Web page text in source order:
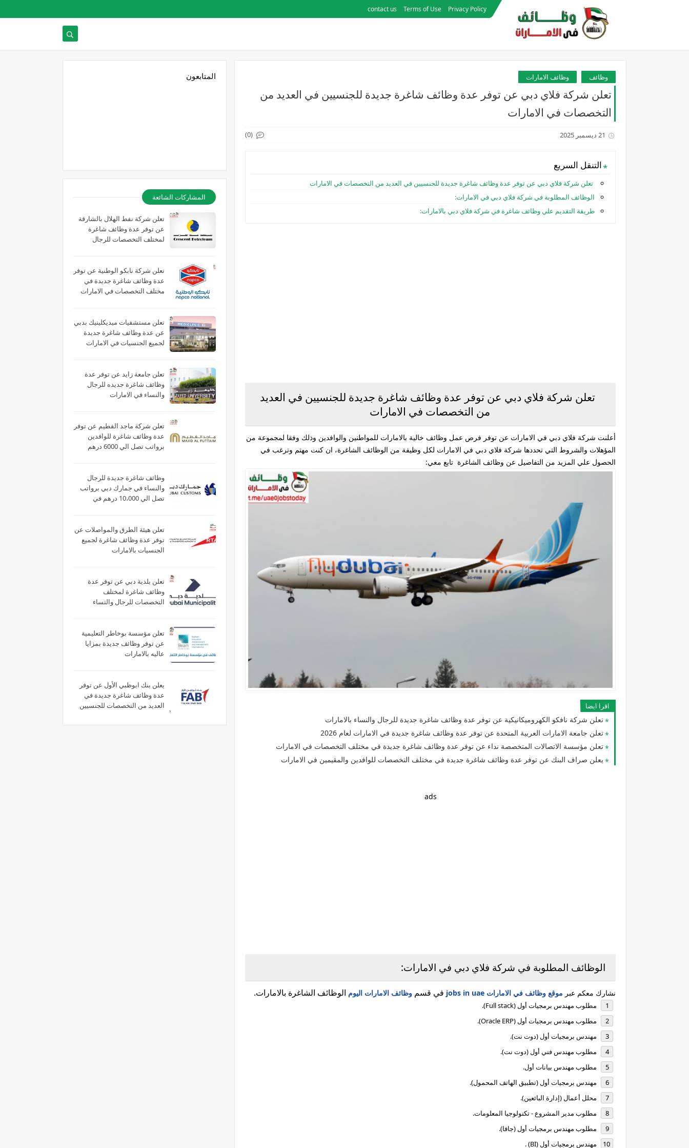
Privacy Policy
Terms of Use
contact us
وظائف وظائف الامارات
تعلن شركة فلاي دبي عن توفر عدة وظائف شاغرة جديدة للجنسيين في العديد من
التخصصات في الامارات
21 ديسمبر 2025 (0)
التنقل السريع
تعلن شركة فلاي دبي عن توفر عدة وظائف شاغرة جديدة للجنسيين في العديد من التخصصات في الامارات
الوظائف المطلوبة في شركة فلاي دبي في الامارات:
طريقة التقديم علي وظائف شاغرة في شركة فلاي دبي بالامارات:
تعلن شركة فلاي دبي عن توفر عدة وظائف شاغرة جديدة للجنسيين في العديد
من التخصصات في الامارات
أعلنت شركة فلاي دبي في الامارات عن توفر فرص عمل وظائف خالية بالامارات للمواطنين والوافدين وذلك وفقا لمجموعة من
المؤهلات والشروط التي تحددها شركة فلاي دبي في الامارات لكل وظيفة من الوظائف الشاغرة، ان كنت مهتم وترغب في
الحصول علي المزيد من التفاصيل عن وظائف الشاغرة تابع معي:
اقرا ايضا
تعلن شركة نافكو الكهروميكانيكية عن توفر عدة وظائف شاغرة جديدة للرجال والنساء بالامارات
تعلن جامعة الامارات العربية المتحدة عن توفر عدة وظائف شاغرة جديدة في الامارات لعام 2026
تعلن مؤسسة الاتصالات المتخصصة نداء عن توفر عدة وظائف شاغرة جديدة في مختلف التخصصات في الامارات
يعلن صراف البنك عن توفر عدة وظائف شاغرة جديدة في مختلف التخصصات للوافدين والمقيمين في الامارات
ads
الوظائف المطلوبة في شركة فلاي دبي في الامارات:
نشارك معكم عبر موقع وظائف في الامارات jobs in uae في قسم وظائف الامارات اليوم الوظائف الشاغرة بالامارات.
مطلوب مهندس برمجيات أول (Full stack).
مطلوب مهندس برمجيات أول (Oracle ERP).
مهندس برمجيات أول (دوت نت).
مطلوب مهندس فني أول (دوت نت).
مطلوب مهندس بيانات أول.
مهندس برمجيات أول (تطبيق الهاتف المحمول).
محلل أعمال (إدارة البائعين).
مطلوب مدير المشروع - تكنولوجيا المعلومات.
مطلوب مهندس برمجيات أول (جافا).
مهندس برمجيات أول (BI) .
المتابعون
المشاركات الشائعة
تعلن شركة نفط الهلال بالشارقة
عن توفر عدة وظائف شاغرة
لمختلف التخصصات للرجال
تعلن شركة نابكو الوطنية عن توفر
عدة وظائف شاغرة جديدة في
مختلف التخصصات في الامارات
تعلن مستشفيات ميديكلينيك بدبي
عن عدة وظائف شاغرة جديدة
لجميع الجنسيات في الامارات
تعلن جامعة زايد عن توفر عدة
وظائف شاغرة جديده للرجال
والنساء في الامارات
تعلن شركة ماجد الفطيم عن توفر
عدة وظائف شاغرة للوافدين
برواتب تصل الي 6000 درهم
وظائف شاغرة جديدة للرجال
والنساء في جمارك دبي برواتب
تصل الي 10،000 درهم في
تعلن هيئة الطرق والمواصلات عن
توفر عدة وظائف شاغرة لجميع
الجنسيات بالامارات
تعلن بلدية دبي عن توفر عدة
وظائف شاغرة لمختلف
التخصصات للرجال والنساء
تعلن مؤسسة بوخاطر التعليمية
عن توفر وظائف جديدة بمزايا
عاليه بالامارات
يعلن بنك ابوظبي الأول عن توفر
عدة وظائف شاغرة جديدة في
العديد من التخصصات للجنسيين